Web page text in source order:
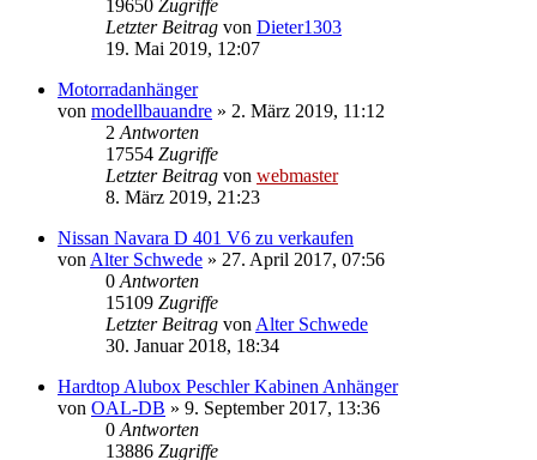
19650 Zugriffe
Letzter Beitrag von Dieter1303
19. Mai 2019, 12:07
Motorradanhänger
von modellbauandre » 2. März 2019, 11:12
2 Antworten
17554 Zugriffe
Letzter Beitrag von webmaster
8. März 2019, 21:23
Nissan Navara D 401 V6 zu verkaufen
von Alter Schwede » 27. April 2017, 07:56
0 Antworten
15109 Zugriffe
Letzter Beitrag von Alter Schwede
30. Januar 2018, 18:34
Hardtop Alubox Peschler Kabinen Anhänger
von OAL-DB » 9. September 2017, 13:36
0 Antworten
13886 Zugriffe